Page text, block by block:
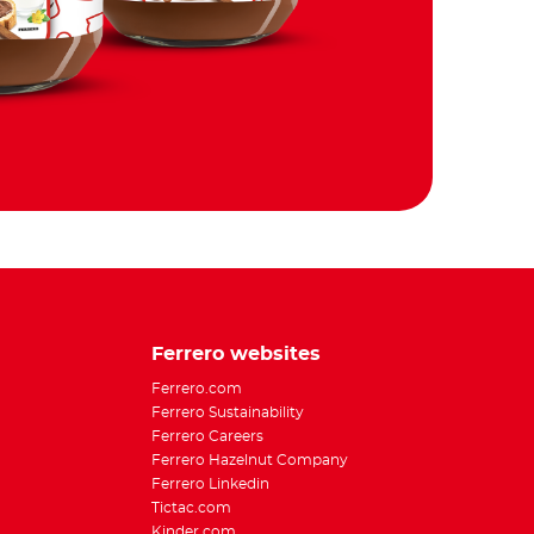
Ferrero websites
Ferrero.com
Ferrero Sustainability
Ferrero Careers
Ferrero Hazelnut Company
Ferrero Linkedin
Tictac.com